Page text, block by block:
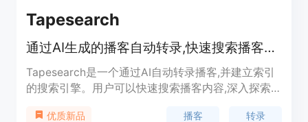
Tapesearch
通过AI生成的播客自动转录,快速搜索播客内容
Tapesearch是一个通过AI自动转录播客,并建立索引
的搜索引擎。用户可以快速搜索播客内容,深入探索
优质新品 播客 转录